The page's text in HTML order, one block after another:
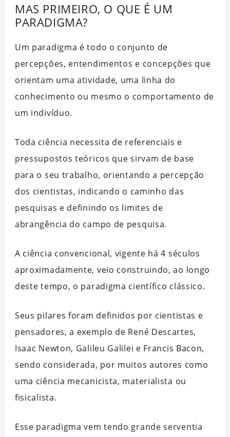
MAS PRIMEIRO, O QUE É UM
PARADIGMA?
Um paradigma é todo o conjunto de
percepções, entendimentos e concepções que
orientam uma atividade, uma linha do
conhecimento ou mesmo o comportamento de
um indivíduo.
Toda ciência necessita de referenciais e
pressupostos teóricos que sirvam de base
para o seu trabalho, orientando a percepção
dos cientistas, indicando o caminho das
pesquisas e definindo os limites de
abrangência do campo de pesquisa.
A ciência convencional, vigente há 4 séculos
aproximadamente, veio construindo, ao longo
deste tempo, o paradigma científico clássico.
Seus pilares foram definidos por cientistas e
pensadores, a exemplo de René Descartes,
Isaac Newton, Galileu Galilei e Francis Bacon,
sendo considerada, por muitos autores como
uma ciência mecanicista, materialista ou
fisicalista.
Esse paradigma vem tendo grande serventia